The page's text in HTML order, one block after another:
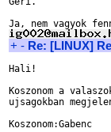
+ - Re: [LINUX]
Hali!
Koszonom a
ujsagokban
Koszonom:Gabenc